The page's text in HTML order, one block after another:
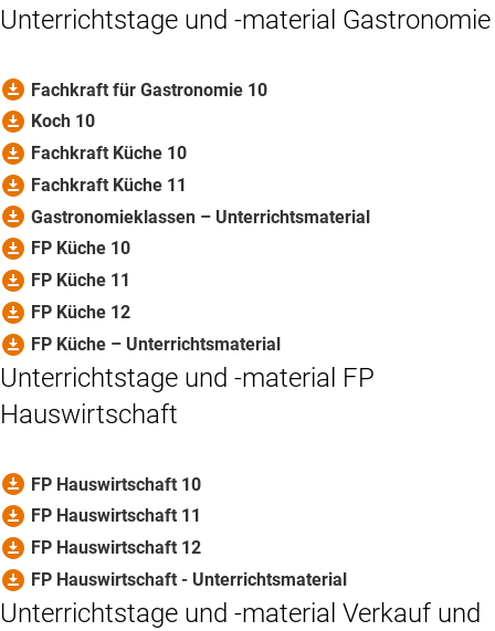
Unterrichtstage und -material Gastronomie
download_for_offline Fachkraft für Gastronomie 10
download_for_offline Koch 10
download_for_offline Fachkraft Küche 10
download_for_offline Fachkraft Küche 11
download_for_offline Gastronomieklassen – Unterrichtsmaterial
download_for_offline FP Küche 10
download_for_offline FP Küche 11
download_for_offline FP Küche 12
download_for_offline FP Küche – Unterrichtsmaterial
Unterrichtstage und -material FP
Hauswirtschaft
download_for_offline FP Hauswirtschaft 10
download_for_offline FP Hauswirtschaft 11
download_for_offline FP Hauswirtschaft 12
download_for_offline FP Hauswirtschaft - Unterrichtsmaterial
Unterrichtstage und -material Verkauf und